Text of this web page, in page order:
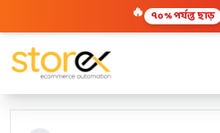
🔥 ৭০% পর্যন্ত ছাড়